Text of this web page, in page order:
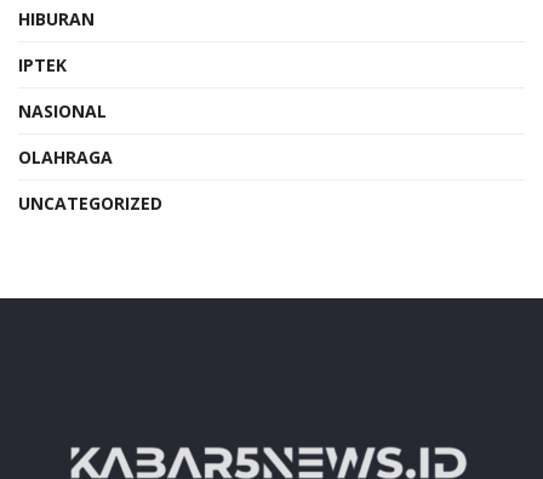
HIBURAN
IPTEK
NASIONAL
OLAHRAGA
UNCATEGORIZED